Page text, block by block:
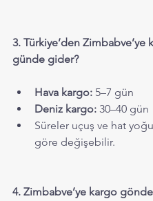
3. Türkiye’den Zimbabve’ye
günde gider?
Hava kargo: 5–7 gün
Deniz kargo: 30–40 gün
Süreler uçuş ve hat
göre değişebilir.
4. Zimbabve’ye kargo